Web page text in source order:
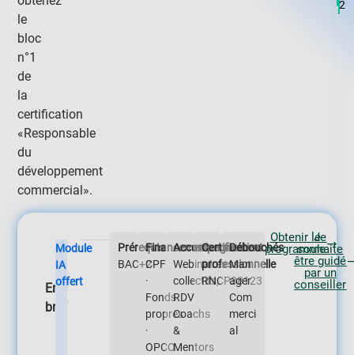
le
bloc
n°1
de
la
certification
«Responsable
du
développement
commercial».
2
En
bref
Module
IA
offert
Prérequis
BAC+2
Financement
CPF
·
Fonds
propres
·
OPCO
Accompagnement
Webinaires
collectifs,
RDV
Coachs
&
Mentors
Certification
professionnelle
RNCP38123
Débouchés
Man
ager
Com
merci
al
Obtenir le
programme
Je
souhaite
être guidé
par un
conseiller